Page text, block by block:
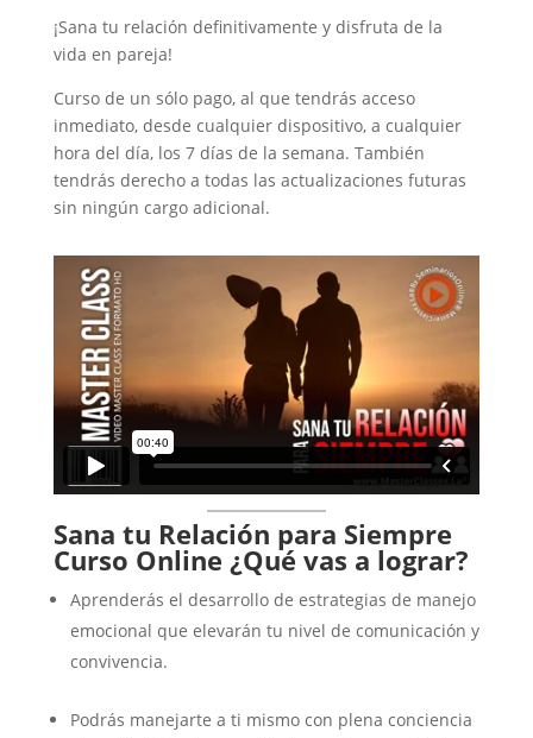
¡Sana tu relación definitivamente y disfruta de la
vida en pareja!
Curso de un sólo pago, al que tendrás acceso
inmediato, desde cualquier dispositivo, a cualquier
hora del día, los 7 días de la semana. También
tendrás derecho a todas las actualizaciones futuras
sin ningún cargo adicional.
Sana tu Relación para Siempre
Curso Online ¿Qué vas a lograr?
Aprenderás el desarrollo de estrategias de manejo
emocional que elevarán tu nivel de comunicación y
convivencia.
Podrás manejarte a ti mismo con plena conciencia